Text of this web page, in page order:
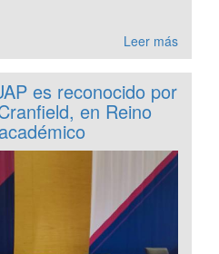
Leer más
es reconocido por
en Reino